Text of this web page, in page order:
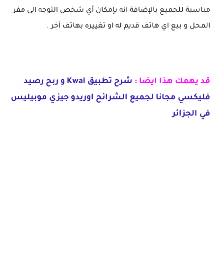
مناسبة للجميع بالإضافة انه بإمكان أي شخص التوجه الى مفر
المحل و بيع اي هاتف قديم له او تغييره بهاتف آخر .
قد يهمك هذا ايضا :
شرح تطبيق Kwai و ربح رصيد
فليكسي مجانا لجميع الشرائح اوريدو جيزي موبيليس
في الجزائر